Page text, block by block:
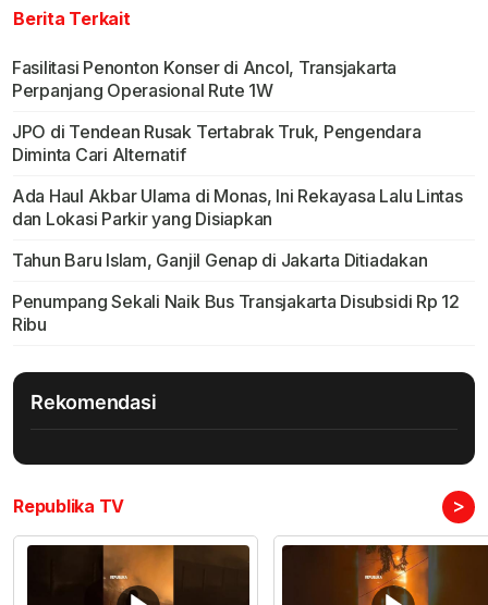
Berita Terkait
Fasilitasi Penonton Konser di Ancol, Transjakarta
Perpanjang Operasional Rute 1W
JPO di Tendean Rusak Tertabrak Truk, Pengendara
Diminta Cari Alternatif
Ada Haul Akbar Ulama di Monas, Ini Rekayasa Lalu Lintas
dan Lokasi Parkir yang Disiapkan
Tahun Baru Islam, Ganjil Genap di Jakarta Ditiadakan
Penumpang Sekali Naik Bus Transjakarta Disubsidi Rp 12
Ribu
Rekomendasi
Republika TV >